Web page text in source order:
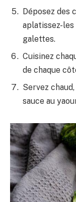
Déposez des
aplatissez-
galettes.
Cuisinez
de chaque
Servez
sauce au